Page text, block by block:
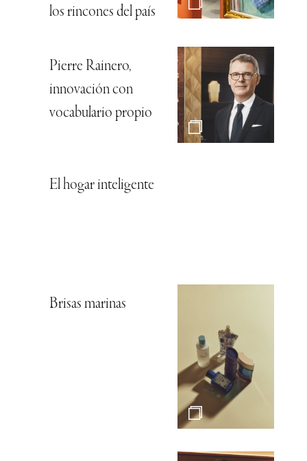
los rincones del país
Pierre Rainero,
innovación con
vocabulario propio
El hogar inteligente
Brisas marinas